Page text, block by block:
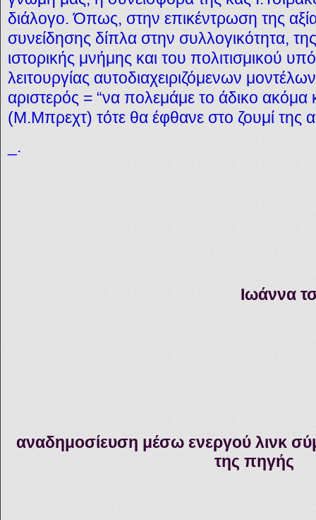
διάλογο.Όπως, στην επικέντρωση της
συνείδησης δίπλα στην συλλογικότητα,
ιστορικής μνήμης και του πολιτισμικού
λειτουργίας αυτοδιαχειριζόμενων
αριστερός = “να πολεμάμε το άδικο ακόμα
(Μ.Μπρεχτ) τότε θα έφθανε στο ζουμί της
_.
Ιωάννα
αναδημοσίευση μέσω ενεργού λινκ
της πηγής